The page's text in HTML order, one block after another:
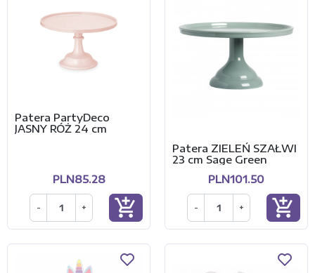
Patera PartyDeco
JASNY RÓŻ 24 cm
PLN85.28
- + add_shopping_cart
Patera ZIELEŃ SZAŁWI
23 cm Sage Green
PLN101.50
- + add_shopping_cart